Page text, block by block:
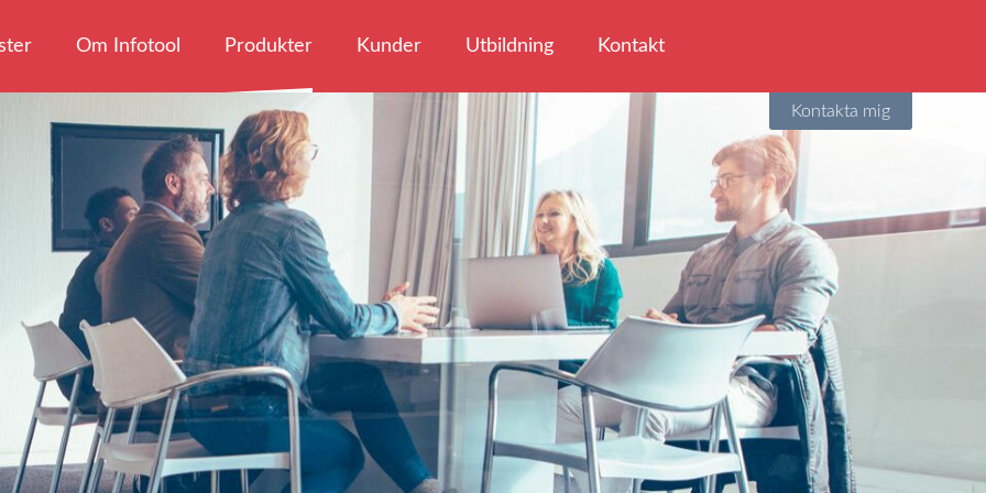
Om Infotool Produkter Kunder Utbildning Kontakt
Kontakta mig